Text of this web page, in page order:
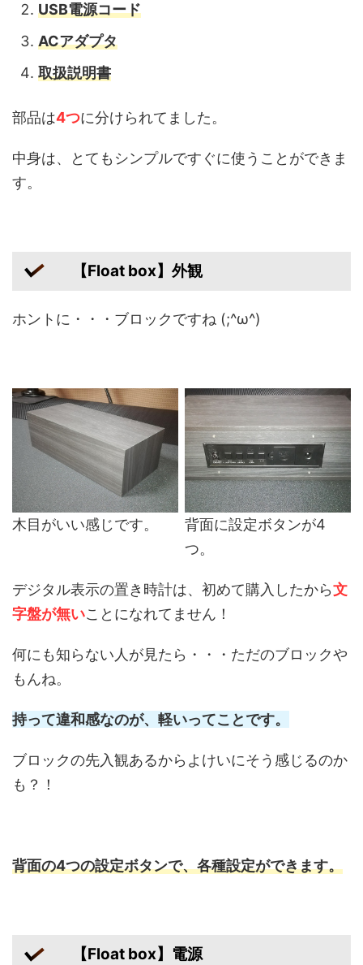
USB電源コード
ACアダプタ
取扱説明書
部品は4つに分けられてました。
中身は、とてもシンプルですぐに使うことができま
す。
【Float box】外観
ホントに・・・ブロックですね (;^ω^)
木目がいい感じです。
背面に設定ボタンが4
つ。
デジタル表示の置き時計は、初めて購入したから文
字盤が無いことになれてません！
何にも知らない人が見たら・・・ただのブロックや
もんね。
持って違和感なのが、軽いってことです。
ブロックの先入観あるからよけいにそう感じるのか
も？！
背面の4つの設定ボタンで、各種設定ができます。
【Float box】電源